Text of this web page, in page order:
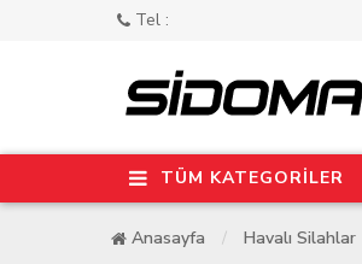
Tel :
TÜM KATEGORİLER
Anasayfa Havalı Silahlar